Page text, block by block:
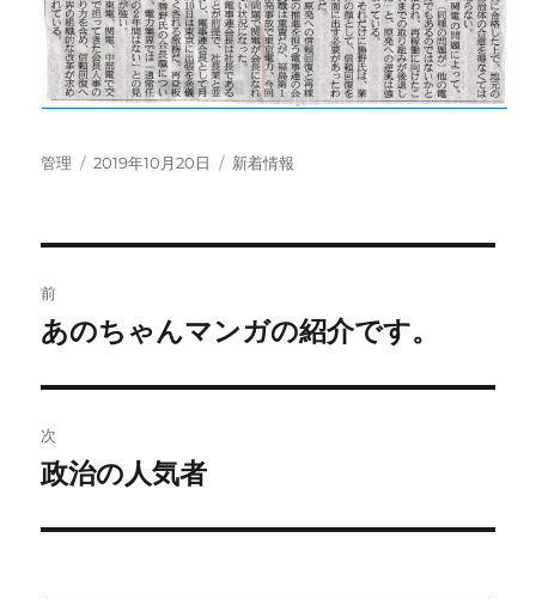
投
管理
投
2019年10月20日
カ
新着情報
稿
ビ
ゲ
ー
前
前
投
稿:
あのちゃんマンガの紹介です。
次
次
投
政治の人気者